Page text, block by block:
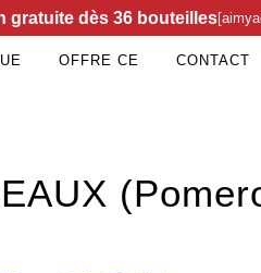
gratuite dès 36 bouteilles
OFFRE CE CONTACT